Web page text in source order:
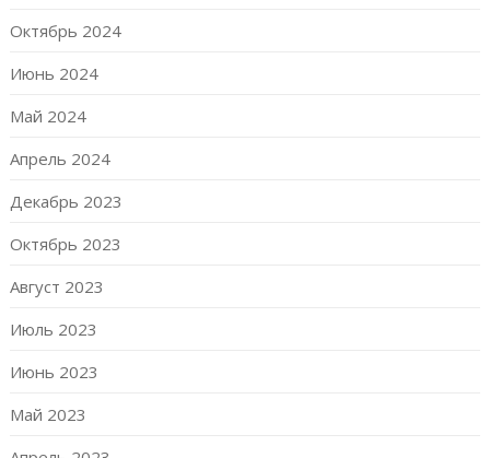
Октябрь 2024
Июнь 2024
Май 2024
Апрель 2024
Декабрь 2023
Октябрь 2023
Август 2023
Июль 2023
Июнь 2023
Май 2023